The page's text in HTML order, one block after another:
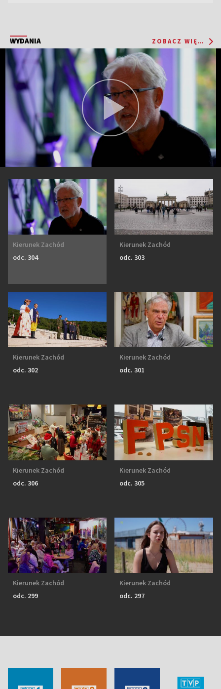
WYDANIA ZOBACZ WIĘCEJ
Kierunek Zachód
odc. 304
Kierunek Zachód
odc. 303
Kierunek Zachód
odc. 302
Kierunek Zachód
odc. 301
Kierunek Zachód
odc. 306
Kierunek Zachód
odc. 305
Kierunek Zachód
odc. 299
Kierunek Zachód
odc. 297